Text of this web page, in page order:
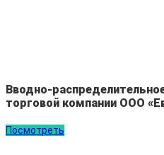
Вводно-
торговой компании ООО
Посмотреть